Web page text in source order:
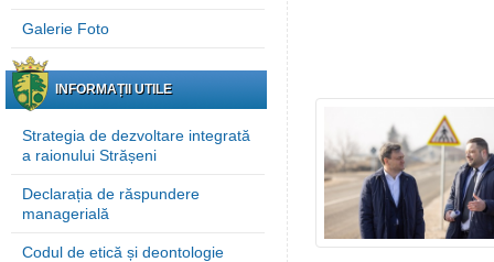
Galerie Foto
INFORMAȚII UTILE
Strategia de dezvoltare integrată
a raionului Strășeni
Declarația de răspundere
managerială
Codul de etică și deontologie